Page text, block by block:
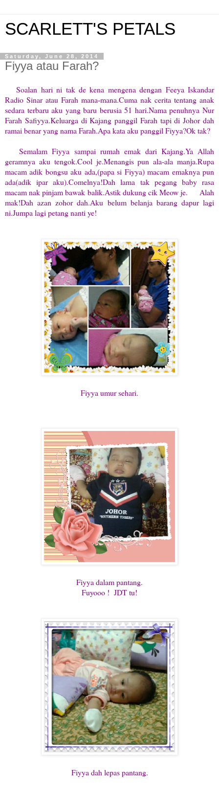
SCARLETT'S PETALS
Saturday, June 28, 2014
Fiyya atau Farah?
Soalan hari ni tak de kena mengena dengan Feeya Iskandar
Radio Sinar atau Farah mana-mana.Cuma nak cerita tentang anak
sedara terbaru aku yang baru berusia 51 hari.Nama penuhnya Nur
Farah Safiyya.Keluarga di Kajang panggil Farah tapi di Johor dah
ramai benar yang nama Farah.Apa kata aku panggil Fiyya?Ok tak?
Semalam Fiyya sampai rumah emak dari Kajang.Ya Allah
geramnya aku tengok.Cool je.Menangis pun ala-ala manja.Rupa
macam adik bongsu aku ada,(papa si Fiyya) macam emaknya pun
ada(adik ipar aku).Comelnya!Dah lama tak pegang baby rasa
macam nak pinjam bawak balik.Astik dukung cik Meow je. Alah
mak!Dah azan zohor dah.Aku belum belanja barang dapur lagi
ni.Jumpa lagi petang nanti ye!
Fiyya umur sehari.
Fiyya dalam pantang.
Fuyooo ! JDT tu!
Fiyya dah lepas pantang.